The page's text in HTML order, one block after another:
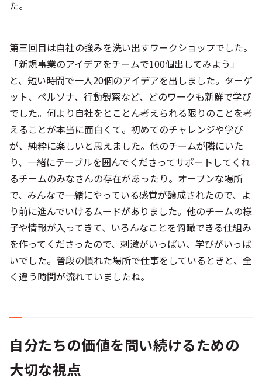
た。
第三回目は自社の強みを洗い出すワークショップでした。
「新規事業のアイデアをチームで100個出してみよう」
と、短い時間で一人20個のアイデアを出しました。ターゲ
ット、ペルソナ、行動観察など、どのワークも新鮮で学び
でした。何より自社をとことん考えられる限りのことを考
えることが本当に面白くて。初めてのチャレンジや学び
が、純粋に楽しいと思えました。他のチームが隣にいた
り、一緒にテーブルを囲んでくださってサポートしてくれ
るチームのみなさんの存在があったり。オープンな場所
で、みんなで一緒にやっている感覚が醸成されたので、よ
り前に進んでいけるムードがありました。他のチームの様
子や情報が入ってきて、いろんなことを俯瞰できる仕組み
を作ってくださったので、刺激がいっぱい、学びがいっぱ
いでした。普段の慣れた場所で仕事をしているときと、全
く違う時間が流れていましたね。
自分たちの価値を問い続けるための
大切な視点